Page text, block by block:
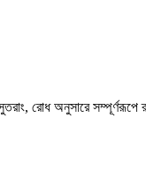
রোধ অনুসারে সম্পূর্ণরূপে